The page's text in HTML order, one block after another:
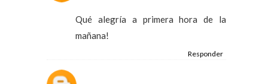
Qué alegría a primera hora de la
mañana!
Responder